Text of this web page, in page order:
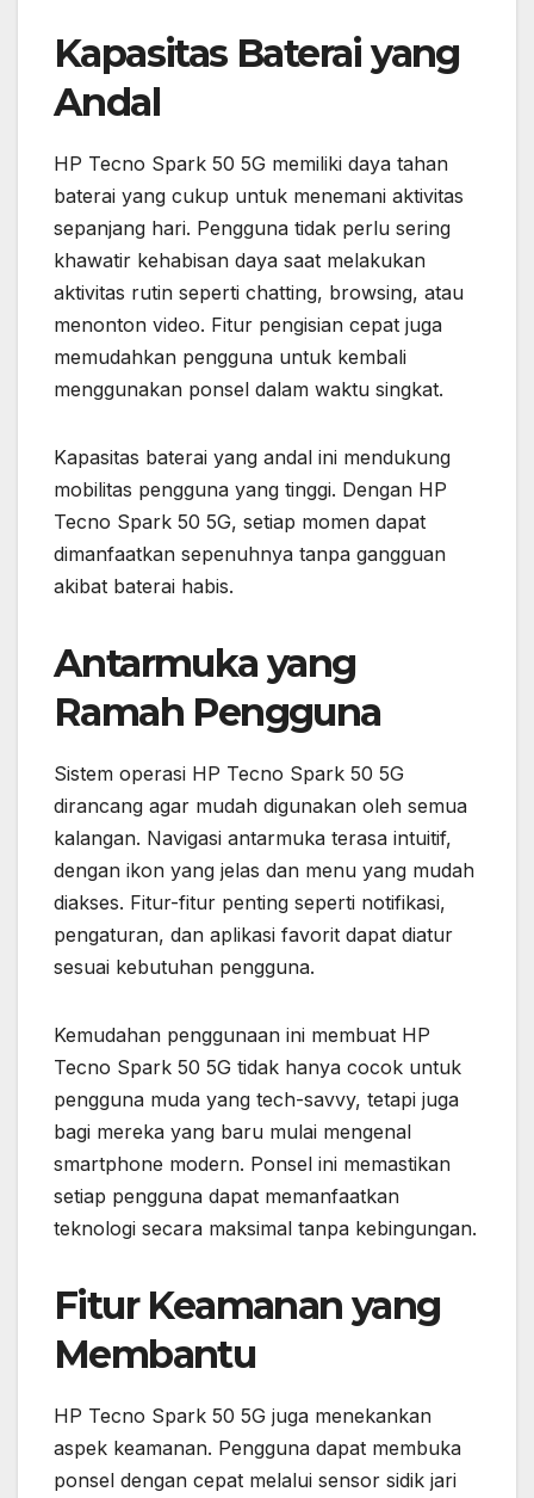
Kapasitas Baterai yang
Andal
HP Tecno Spark 50 5G memiliki daya tahan
baterai yang cukup untuk menemani aktivitas
sepanjang hari. Pengguna tidak perlu sering
khawatir kehabisan daya saat melakukan
aktivitas rutin seperti chatting, browsing, atau
menonton video. Fitur pengisian cepat juga
memudahkan pengguna untuk kembali
menggunakan ponsel dalam waktu singkat.
Kapasitas baterai yang andal ini mendukung
mobilitas pengguna yang tinggi. Dengan HP
Tecno Spark 50 5G, setiap momen dapat
dimanfaatkan sepenuhnya tanpa gangguan
akibat baterai habis.
Antarmuka yang
Ramah Pengguna
Sistem operasi HP Tecno Spark 50 5G
dirancang agar mudah digunakan oleh semua
kalangan. Navigasi antarmuka terasa intuitif,
dengan ikon yang jelas dan menu yang mudah
diakses. Fitur-fitur penting seperti notifikasi,
pengaturan, dan aplikasi favorit dapat diatur
sesuai kebutuhan pengguna.
Kemudahan penggunaan ini membuat HP
Tecno Spark 50 5G tidak hanya cocok untuk
pengguna muda yang tech-savvy, tetapi juga
bagi mereka yang baru mulai mengenal
smartphone modern. Ponsel ini memastikan
setiap pengguna dapat memanfaatkan
teknologi secara maksimal tanpa kebingungan.
Fitur Keamanan yang
Membantu
HP Tecno Spark 50 5G juga menekankan
aspek keamanan. Pengguna dapat membuka
ponsel dengan cepat melalui sensor sidik jari